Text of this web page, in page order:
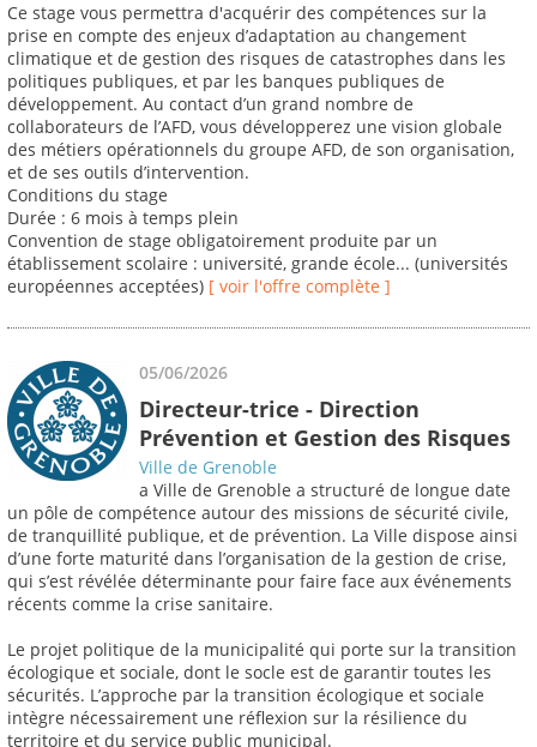
Ce stage vous permettra d'acquérir des compétences sur la
prise en compte des enjeux d’adaptation au changement
climatique et de gestion des risques de catastrophes dans les
politiques publiques, et par les banques publiques de
développement. Au contact d’un grand nombre de
collaborateurs de l’AFD, vous développerez une vision globale
des métiers opérationnels du groupe AFD, de son organisation,
et de ses outils d’intervention.
Conditions du stage
Durée : 6 mois à temps plein
Convention de stage obligatoirement produite par un
établissement scolaire : université, grande école... (universités
européennes acceptées) [ voir l'offre complète ]
05/06/2026
Directeur-trice - Direction
Prévention et Gestion des Risques
Ville de Grenoble
a Ville de Grenoble a structuré de longue date
un pôle de compétence autour des missions de sécurité civile,
de tranquillité publique, et de prévention. La Ville dispose ainsi
d’une forte maturité dans l’organisation de la gestion de crise,
qui s’est révélée déterminante pour faire face aux événements
récents comme la crise sanitaire.
Le projet politique de la municipalité qui porte sur la transition
écologique et sociale, dont le socle est de garantir toutes les
sécurités. L’approche par la transition écologique et sociale
intègre nécessairement une réflexion sur la résilience du
territoire et du service public municipal.